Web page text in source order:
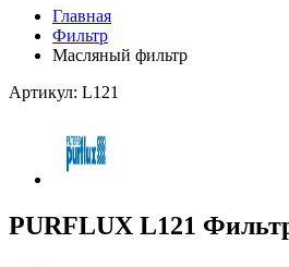
Главная
Фильтр
Масляный фильтр
Артикул: L121
PURFLUX L121